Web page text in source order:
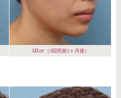
After（3回照射1ヶ月後）